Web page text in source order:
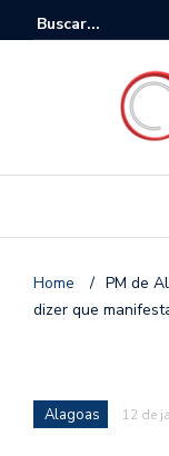
Home / PM de
dizer que
Alagoas 12 de